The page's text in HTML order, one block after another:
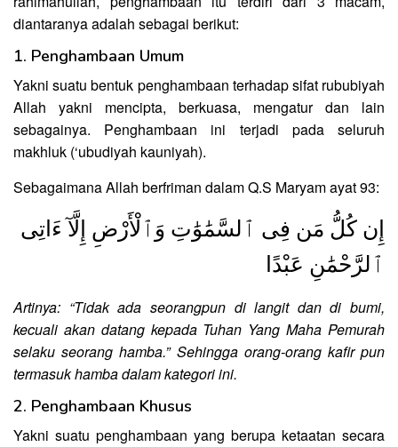
diantaranya adalah sebagai berikut:
1. Penghambaan Umum
Yakni suatu bentuk penghambaan terhadap sifat rububiyah
Allah yakni mencipta, berkuasa, mengatur dan lain
sebagainya. Penghambaan ini terjadi pada seluruh
makhluk (‘ubudiyah kauniyah).
Sebagaimana Allah berfriman dalam Q.S Maryam ayat 93:
إِن كُلُّ مَن فِى ٱلسَّمَٰوَٰتِ وَٱلْأَرْضِ إِلَّآ ءَاتِى
ٱلرَّحْمَٰنِ عَبْدًا
Artinya: “Tidak ada seorangpun di langit dan di bumi,
kecuali akan datang kepada Tuhan Yang Maha Pemurah
selaku seorang hamba.” Sehingga orang-orang kafir pun
termasuk hamba dalam kategori ini.
2. Penghambaan Khusus
Yakni suatu penghambaan yang berupa ketaatan secara